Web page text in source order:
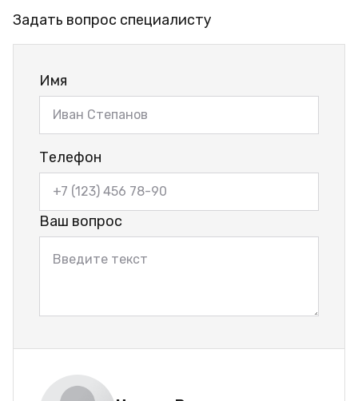
Задать вопрос специалисту
Имя
Телефон
Ваш вопрос